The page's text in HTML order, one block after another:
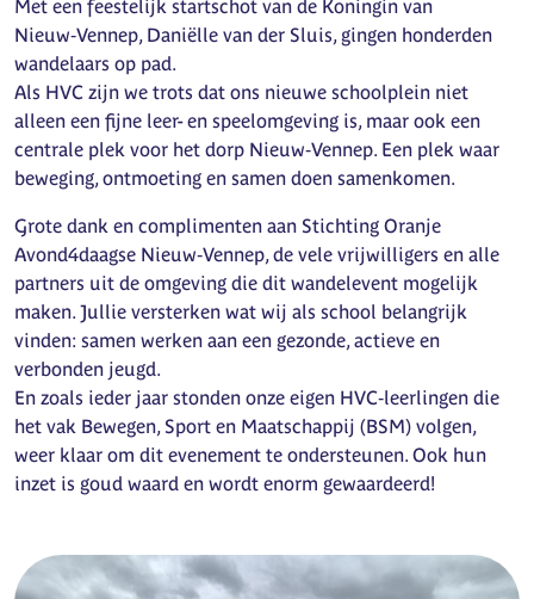
Met een feestelijk startschot van de Koningin van
Nieuw‑Vennep, Daniëlle van der Sluis, gingen honderden
wandelaars op pad.
Als HVC zijn we trots dat ons nieuwe schoolplein niet
alleen een fijne leer- en speelomgeving is, maar ook een
centrale plek voor het dorp Nieuw‑Vennep. Een plek waar
beweging, ontmoeting en samen doen samenkomen.
Grote dank en complimenten aan Stichting Oranje
Avond4daagse Nieuw‑Vennep, de vele vrijwilligers en alle
partners uit de omgeving die dit wandelevent mogelijk
maken. Jullie versterken wat wij als school belangrijk
vinden: samen werken aan een gezonde, actieve en
verbonden jeugd.
En zoals ieder jaar stonden onze eigen HVC‑leerlingen die
het vak Bewegen, Sport en Maatschappij (BSM) volgen,
weer klaar om dit evenement te ondersteunen. Ook hun
inzet is goud waard en wordt enorm gewaardeerd!